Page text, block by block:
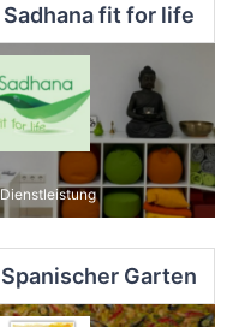
Sadhana fit for life
Dienstleistung
Spanischer Garten